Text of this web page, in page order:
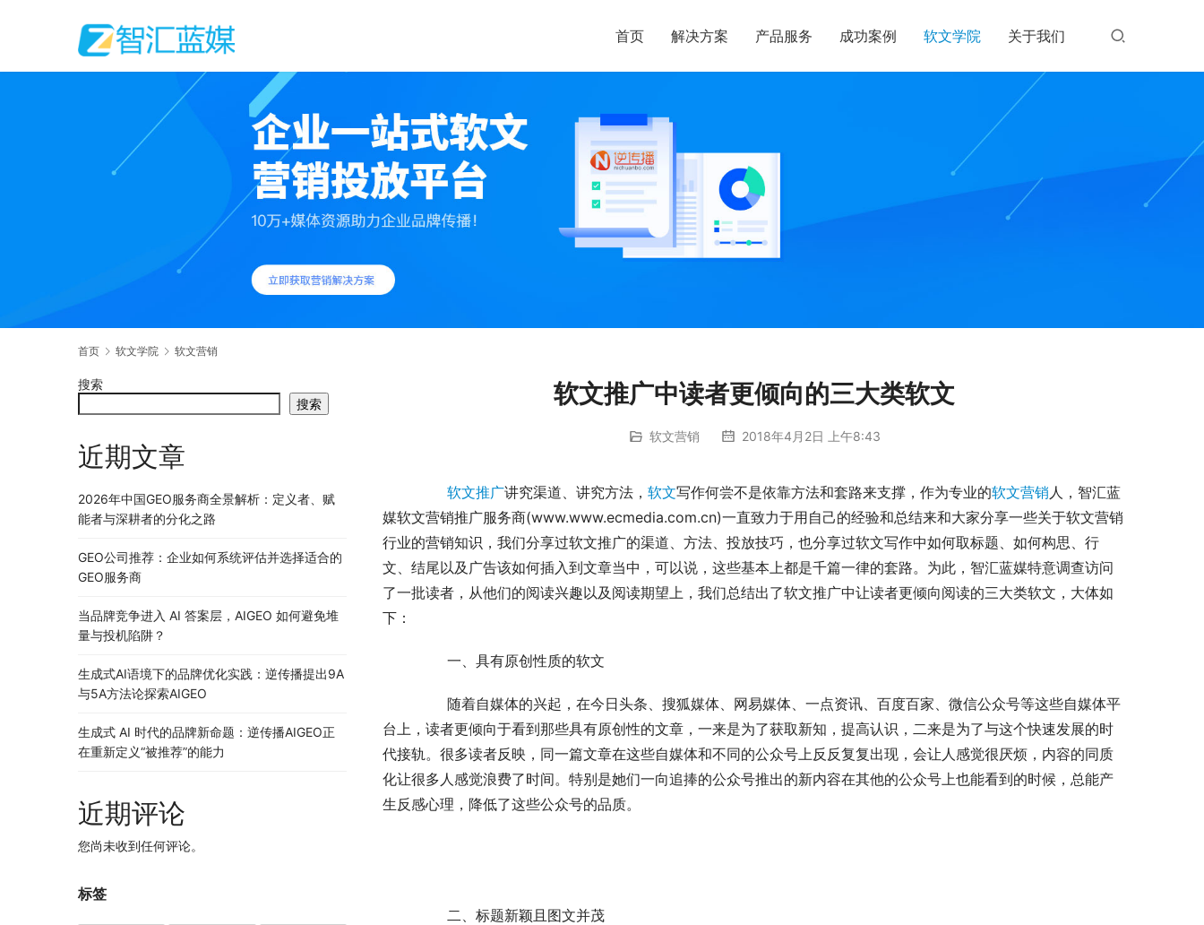
首页 解决方案 产品服务 成功案例 软文学院 关于我们
首页 软文学院 软文营销
软文推广中读者更倾向的三大类软文
软文营销 2018年4月2日 上午8:43
软文推广讲究渠道、讲究方法， 软文写作何尝不是依靠方法和套路来支撑，作为专业的软文营销 人，智汇蓝
媒软文营销推广服务商(www.www.ecmedia.com.cn)一直致力于用自己的经验和总结来和大家分享一些关于软文营销
行业的营销知识，我们分享过软文推广的渠道、方法、投放技巧，也分享过软文写作中如何取标题、如何构思、行
文、结尾以及广告该如何插入到文章当中，可以说，这些基本上都是千篇一律的套路。为此，智汇蓝媒特意调查访问
了一批读者，从他们的阅读兴趣以及阅读期望上，我们总结出了软文推广中让读者更倾向阅读的三大类软文，大体如
下：
	　　一、具有原创性质的软文
台上，读者更倾向于看到那些具有原创性的文章，一来是为了获取新知，提高认识，二来是为了与这个快速发展的时
代接轨。很多读者反映，同一篇文章在这些自媒体和不同的公众号上反反复复出现，会让人感觉很厌烦，内容的同质
化让很多人感觉浪费了时间。特别是她们一向追捧的公众号推出的新内容在其他的公众号上也能看到的时候，总能产
生反感心理，降低了这些公众号的品质。
	　　二、标题新颖且图文并茂
搜索
搜索
近期文章
2026年中国GEO服务商全景解析：定义者、赋
能者与深耕者的分化之路
GEO公司推荐：企业如何系统评估并选择适合的
GEO服务商
当品牌竞争进入 AI 答案层，AIGEO 如何避免堆
量与投机陷阱？
生成式AI语境下的品牌优化实践：逆传播提出9A
与5A方法论探索AIGEO
生成式 AI 时代的品牌新命题：逆传播AIGEO正
在重新定义“被推荐”的能力
近期评论
您尚未收到任何评论。
标签